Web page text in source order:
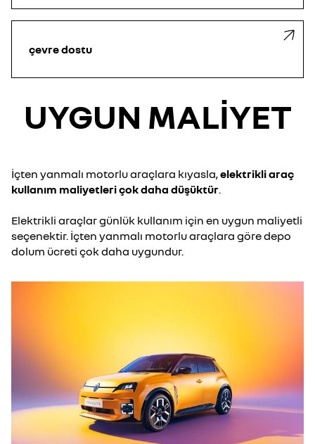
çevre dostu
UYGUN MALİYET
İçten yanmalı motorlu araçlara kıyasla,elektrikli araç
kullanım maliyetleri çok daha düşüktür.
Elektrikli araçlar günlük kullanım için en uygun maliyetli
seçenektir. İçten yanmalı motorlu araçlara göre depo
dolum ücreti çok daha uygundur.